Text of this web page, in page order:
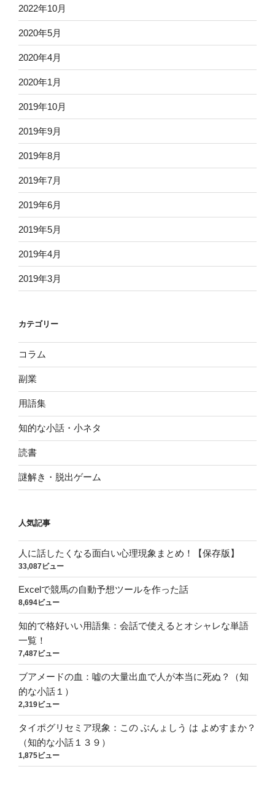
2022年10月
2020年5月
2020年4月
2020年1月
2019年10月
2019年9月
2019年8月
2019年7月
2019年6月
2019年5月
2019年4月
2019年3月
カテゴリー
コラム
副業
用語集
知的な小話・小ネタ
読書
謎解き・脱出ゲーム
人気記事
人に話したくなる面白い心理現象まとめ！【保存版】
33,087ビュー
Excelで競馬の自動予想ツールを作った話
8,694ビュー
知的で格好いい用語集：会話で使えるとオシャレな単語
一覧！
7,487ビュー
ブアメードの血：嘘の大量出血で人が本当に死ぬ？（知
的な小話１）
2,319ビュー
タイポグリセミア現象：この ぶんょしう は よめすまか？
（知的な小話１３９）
1,875ビュー